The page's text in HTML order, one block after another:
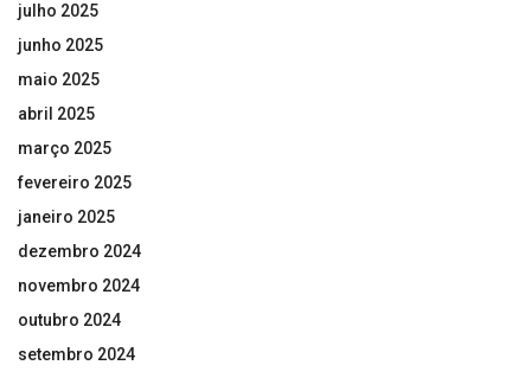
julho 2025
junho 2025
maio 2025
abril 2025
março 2025
fevereiro 2025
janeiro 2025
dezembro 2024
novembro 2024
outubro 2024
setembro 2024